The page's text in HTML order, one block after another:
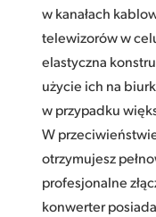
w kanałach
telewizorów w
elastyczna
użycie ich na
w przypadku
W
otrzymujesz
profesjonalne
konwerter